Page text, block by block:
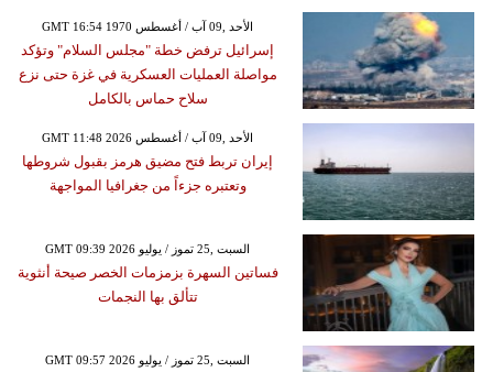
GMT 16:54 1970 الأحد ,09 آب / أغسطس
إسرائيل ترفض خطة "مجلس السلام" وتؤكد
مواصلة العمليات العسكرية في غزة حتى نزع
سلاح حماس بالكامل
GMT 11:48 2026 الأحد ,09 آب / أغسطس
إيران تربط فتح مضيق هرمز بقبول شروطها
وتعتبره جزءاً من جغرافيا المواجهة
GMT 09:39 2026 السبت ,25 تموز / يوليو
فساتين السهرة بزمزمات الخصر صيحة أنثوية
تتألق بها النجمات
GMT 09:57 2026 السبت ,25 تموز / يوليو